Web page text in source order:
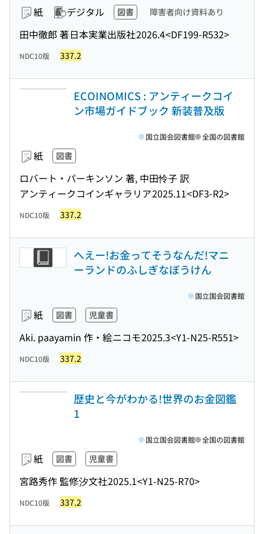
紙 デジタル 図書 障害者向け資料あり
田中徹郎 著日本実業出版社2026.4<DF199-R532>
NDC10版 337.2
ECOINOMICS : アンティークコイ
ン市場ガイドブック 新装普及版
紙 図書
ロバート・パーキンソン 著, 中田怜子 訳
アンティークコインギャラリア2025.11<DF3-R2>
国立国会図書館 全国の図書館
NDC10版 337.2
へえー!お金ってそうなんだ!マニ
ーランドのふしぎなぼうけん
紙 図書 児童書
Aki. paayamin 作・絵ニコモ2025.3<Y1-N25-R551>
国立国会図書館
NDC10版 337.2
歴史と今がわかる!世界のお金図鑑
1
紙 図書 児童書
宮路秀作 監修汐文社2025.1<Y1-N25-R70>
国立国会図書館 全国の図書館
NDC10版 337.2